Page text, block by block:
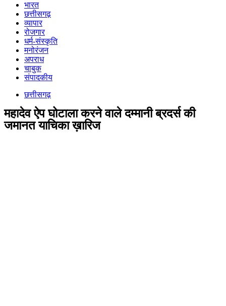
भारत
छत्तीसगढ़
व्यापार
रोजगार
धर्म-संस्कृति
मनोरंजन
अपराध
चाबुक
संपादकीय
छत्तीसगढ़
महादेव ऐप घोटाला करने वाले दम्मानी ब्रदर्स की
जमानत याचिका ख़ारिज